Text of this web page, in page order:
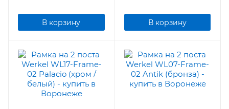
В корзину В корзину